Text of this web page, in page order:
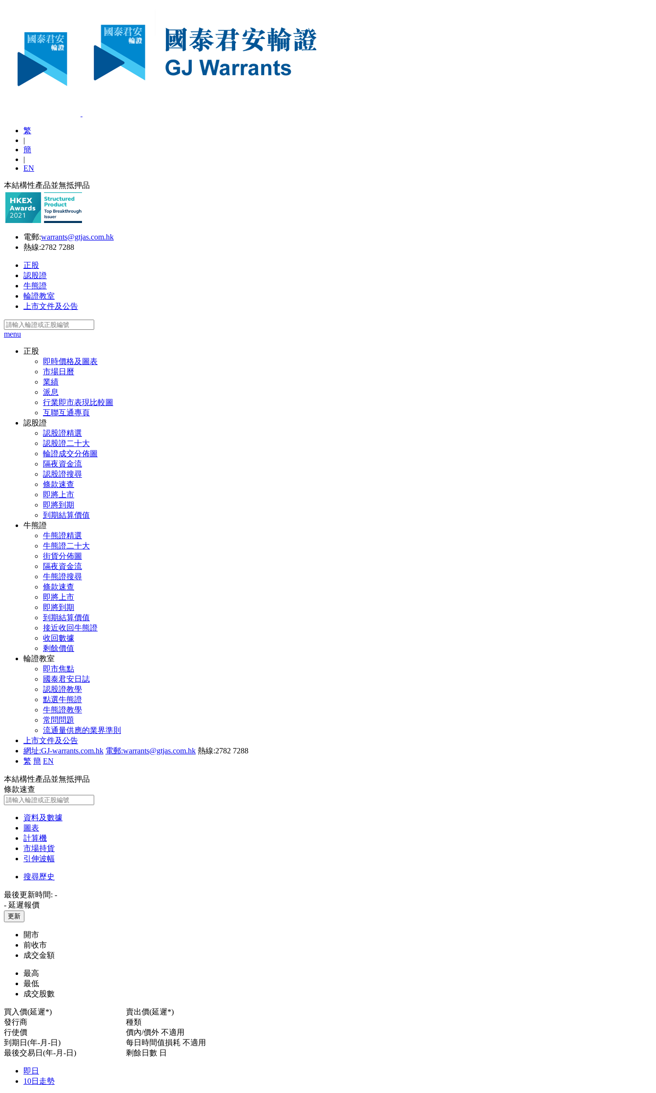
繁
|
簡
|
EN
本結構性產品並無抵押品
電郵:warrants@gtjas.com.hk
熱線:2782 7288
正股
認股證
牛熊證
輪證教室
上市文件及公告
menu
正股
即時價格及圖表
市場日曆
業績
派息
行業即市表現比較圖
互聯互通專頁
認股證
認股證精選
認股證二十大
輪證成交分佈圖
隔夜資金流
認股證搜尋
條款速查
即將上市
即將到期
到期結算價值
牛熊證
牛熊證精選
牛熊證二十大
街貨分佈圖
隔夜資金流
牛熊證搜尋
條款速查
即將上市
即將到期
到期結算價值
接近收回牛熊證
收回數據
剩餘價值
輪證教室
即市焦點
國泰君安日誌
認股證教學
點選牛熊證
牛熊證教學
常問問題
流通量供應的業界準則
上市文件及公告
網址:GJ-warrants.com.hk 電郵:warrants@gtjas.com.hk 熱線:2782 7288
繁 簡 EN
本結構性產品並無抵押品
條款速查
資料及數據
圖表
計算機
市場持貨
引伸波幅
搜尋歷史
最後更新時間: -
- 延遲報價
更新
開市
前收市
成交金額
最高
最低
成交股數
買入價(延遲*)
賣出價(延遲*)
發行商
種類
行使價
價內/價外 不適用
到期日(年-月-日)
每日時間值損耗 不適用
最後交易日(年-月-日)
剩餘日數 日
即日
10日走勢